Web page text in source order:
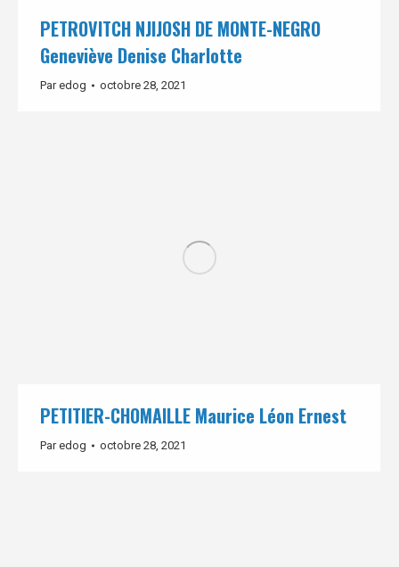
PETROVITCH NJIJOSH DE MONTE-NEGRO
Geneviève Denise Charlotte
Paredog octobre 28, 2021
PETITIER-CHOMAILLE Maurice Léon Ernest
Paredog octobre 28, 2021